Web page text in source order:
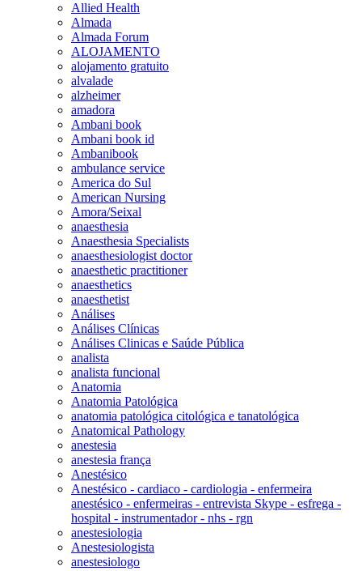
Allied Health
Almada
Almada Forum
ALOJAMENTO
alojamento gratuito
alvalade
alzheimer
amadora
Ambani book
Ambani book id
Ambanibook
ambulance service
America do Sul
American Nursing
Amora/Seixal
anaesthesia
Anaesthesia Specialists
anaesthesiologist doctor
anaesthetic practitioner
anaesthetics
anaesthetist
Análises
Análises Clínicas
Análises Clinicas e Saúde Pública
analista
analista funcional
Anatomia
Anatomia Patológica
anatomia patológica citológica e tanatológica
Anatomical Pathology
anestesia
anestesia frança
Anestésico
Anestésico - cardiaco - cardiologia - enfermeira
anestésico - enfermeiras - entrevista Skype - esfrega -
hospital - instrumentador - nhs - rgn
anestesiologia
Anestesiologista
anestesiologo